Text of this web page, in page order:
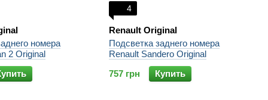
номера
2 Original
4
Renault Original
Подсветка заднего номера
Renault Sandero Original
757 грн
Купить